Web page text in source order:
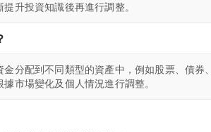
升投資知識後再進行調整。
金分配到不同類型的資產中，例如股票、債券
市場變化及個人情況進行調整。